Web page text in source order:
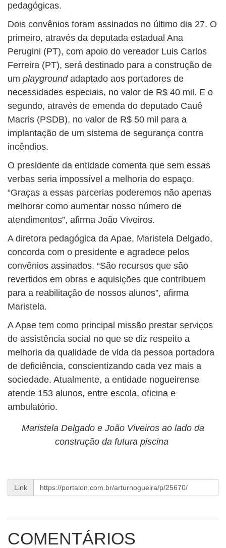
pedagógicas.
Dois convênios foram assinados no último dia 27. O
primeiro, através da deputada estadual Ana
Perugini (PT), com apoio do vereador Luis Carlos
Ferreira (PT), será destinado para a construção de
um playgroundadaptado aos portadores de
necessidades especiais, no valor de R$ 40 mil. E o
segundo, através de emenda do deputado Cauê
Macris (PSDB), no valor de R$ 50 mil para a
implantação de um sistema de segurança contra
incêndios.
O presidente da entidade comenta que sem essas
verbas seria impossível a melhoria do espaço.
“Graças a essas parcerias poderemos não apenas
melhorar como aumentar nosso número de
atendimentos”, afirma João Viveiros.
A diretora pedagógica da Apae, Maristela Delgado,
concorda com o presidente e agradece pelos
convênios assinados. “São recursos que são
revertidos em obras e aquisições que contribuem
para a reabilitação de nossos alunos”, afirma
Maristela.
A Apae tem como principal missão prestar serviços
de assistência social no que se diz respeito a
melhoria da qualidade de vida da pessoa portadora
de deficiência, conscientizando cada vez mais a
sociedade. Atualmente, a entidade nogueirense
atende 153 alunos, entre escola, oficina e
ambulatório.
Maristela Delgado e João Viveiros ao lado da
construção da futura piscina
Link
COMENTÁRIOS